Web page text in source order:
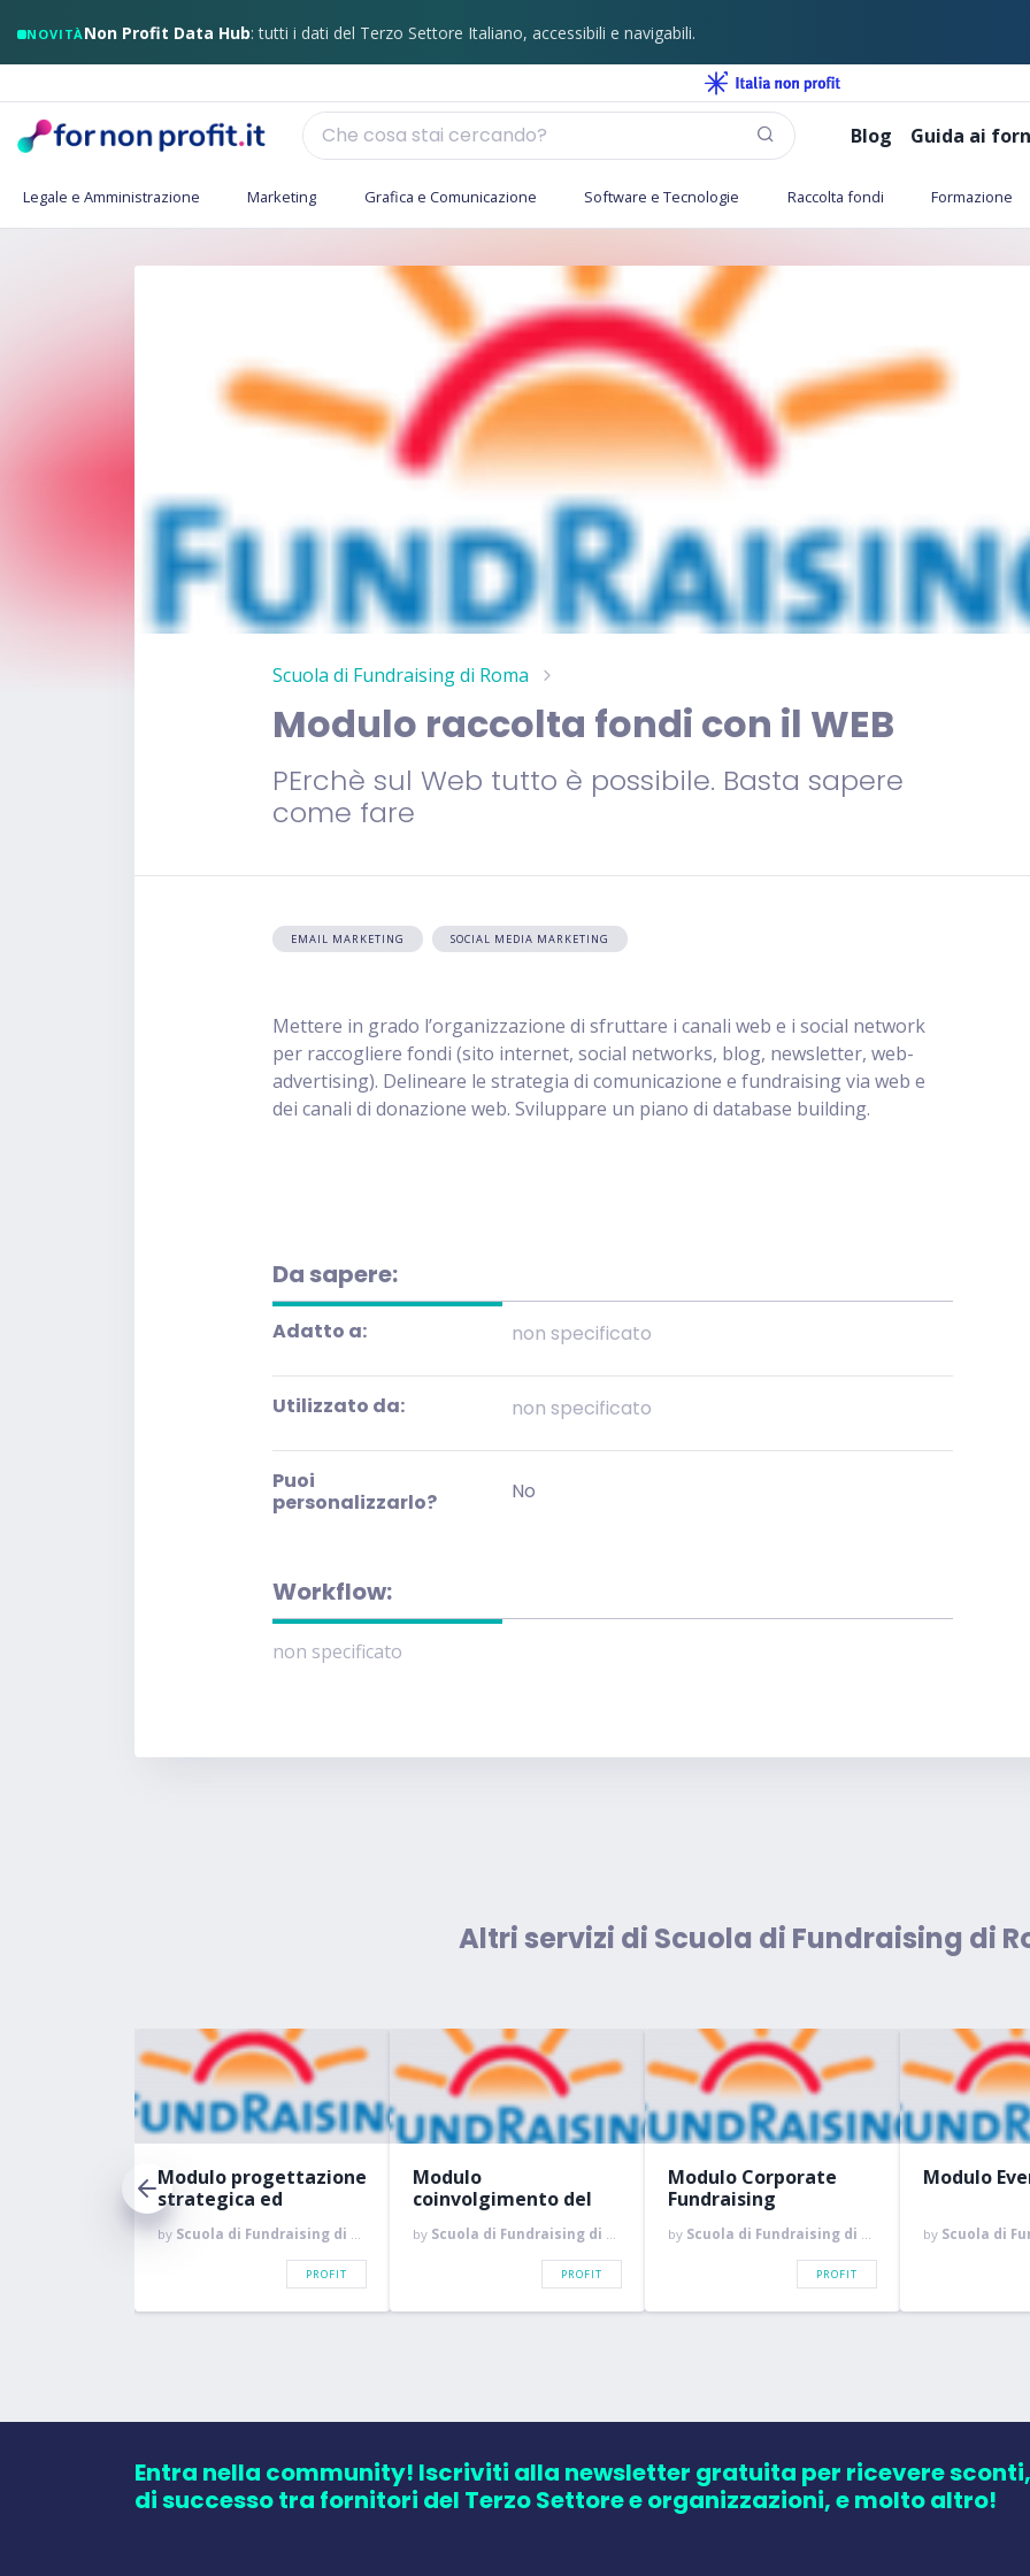
NOVITÀ Non Profit Data Hub: tutti i dati del Terzo Settore Italiano, accessibili e navigabili.
Blog Guida ai
Legale e Amministrazione Marketing Grafica e Comunicazione Software e Tecnologie Raccolta fondi Formazione
Scuola di Fundraising di Roma
Modulo raccolta fondi con il WEB
PErchè sul Web tutto è possibile. Basta sapere
come fare
EMAIL MARKETING SOCIAL MEDIA MARKETING
Mettere in grado l’organizzazione di sfruttare i canali web e i social network
per raccogliere fondi (sito internet, social networks, blog, newsletter, web-
advertising). Delineare le strategia di comunicazione e fundraising via web e
dei canali di donazione web. Sviluppare un piano di database building.
Da sapere:
Adatto a: non specificato
Utilizzato da: non specificato
Puoi
personalizzarlo?
No
Workflow:
non specificato
Altri servizi di Scuola di Fundraising di
Modulo progettazione
strategica ed
operativa
by Scuola di Fundraising di Roma
PROFIT
Modulo
coinvolgimento del
by Scuola di Fundraising di Roma
PROFIT
Modulo Corporate
Fundraising
by Scuola di Fundraising di Roma
PROFIT
Modulo
by Scuola di
Entra nella community! Iscriviti alla newsletter gratuita per ricevere
di successo tra fornitori del Terzo Settore e organizzazioni, e molto altro!